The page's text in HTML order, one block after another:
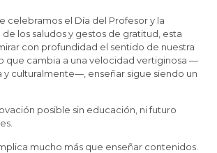
celebramos el Día del Profesor y la
de los saludos y gestos de gratitud, esta
con profundidad el sentido de nuestra
que cambia a una velocidad vertiginosa —
y culturalmente—, enseñar sigue siendo un
posible sin educación, ni futuro
mucho más que enseñar contenidos.